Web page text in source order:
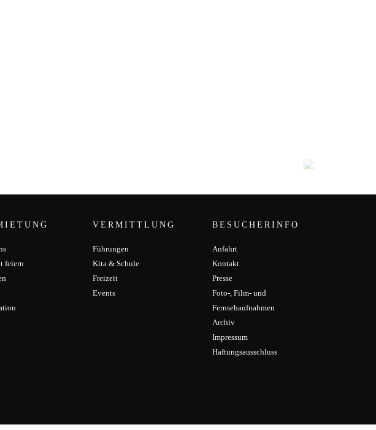
feiern
VERMITTLUNG
Führungen
Kita & Schule
Freizeit
Events
BESUCHERINFO
Anfahrt
Kontakt
Presse
Foto-, Film- und
Fernsehaufnahmen
Archiv
Impressum
Haftungsausschluss